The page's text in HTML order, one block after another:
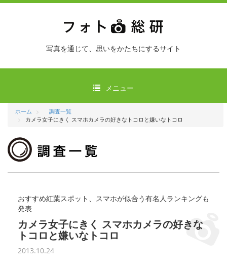
写真を通じて、思いをかたちにするサイト
メニュー
ホーム
調査一覧
カメラ女子にきく スマホカメラの好きなトコロと嫌いなトコロ
おすすめ紅葉スポット、スマホが似合う有名人ランキングも
発表
カメラ女子にきく スマホカメラの好きな
トコロと嫌いなトコロ
2013.10.24